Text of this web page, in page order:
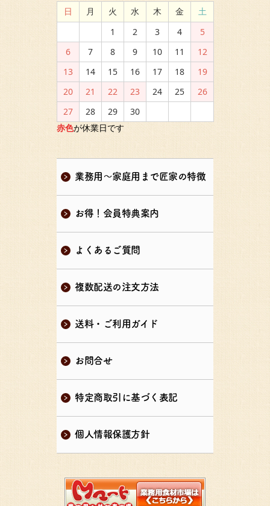
日 月 火 水 木 金
土
1
2 3 4
5
6
7 8 9 10 11
12
13
14 15 16 17 18
19
20
21 22 23 24 25
26
27
28 29
30
赤色が休業日です
業務用～家庭用まで匠家の特徴
お得！会員特典案内
よくあるご質問
複数配送の注文方法
送料・ご利用ガイド
お問合せ
特定商取引に基づく表記
個人情報保護方針